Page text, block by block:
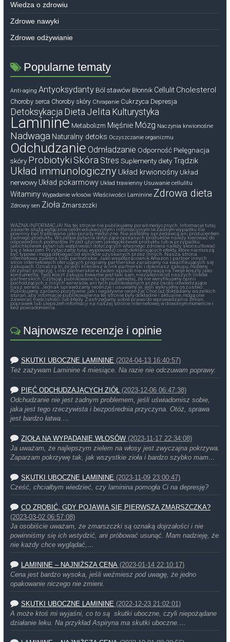
Wiedza o zdrowiu
Zdrowe nawyki
Zdrowe odżywianie
Popularne tematy
Anti-aging Antyoksydanty Ból stawów Błonnik Cellulit Cholesterol
Choroby serca Choroby skóry Chrapanie Cukrzyca Depresja
Detoksykacja Dieta Jelita Kulturystyka
Laminine Metabolizm Mięśnie Mózg Naczynia krwionośne
Nadwaga Naturalny detoks Oczyszczanie organizmu
Odchudzanie Odmładzanie Odporność Pielęgnacja
skóry Probiotyki Skóra Stres Suplementy diety Trądzik
Układ immunologiczny Układ krwionośny Układ
nerwowy Układ pokarmowy Układ trawienny Usuwanie cellulitu
Witaminy Wypadanie włosów Właściwości Laminine Zdrowa dieta
Zdrowy sen Zioła Zmarszczki
WAŻNA INFORMACJA! Na tej stronie nie publikujemy porad medycznych. Informacje tutaj
zawarte służą wyłącznie celom edukacyjnym i informacyjnym iw żadnym wypadku nie
powinny być traktowane jako porady medyczne. Nie jesteśmy sprzedawcą ani producentem
żadnego produktu. Wszelkie pytania dotyczące opisanych produktów należy kierować do
odpowiednich podmiotów. Przed użyciem jakiegokolwiek produktu lub w przypadku
jakichkolwiek pytań lub wątpliwości dotyczących własnego zdrowia należy skonsultować
się z lekarzem. Przytaczamy tutaj wypowiedzi osób deklarujących efekty, które nie muszą
być typowe i mogą odbiegać od wyników uzyskanych przez innych. Nasza strona
internetowa zawiera linki partnerskie. Jako współpracownik Amazon i partner innych
stron internetowych oferujących programy partnerskie zarabiamy na kwalifikujących się
zakupach. Oznacza to, że jeśli klikniesz w link partnerski i dokonasz zakupu, możemy
otrzymać prowizję. Linki partnerskie w żaden sposób nie wpływają na Twoje koszty jako
konsumenta. Twój koszt zakupu towarów jest taki sam, niezależnie od naszych linków
partnerskich. Czytając publikowane tu opinie pamiętaj, że nie weryfikujemy opinii
pochodzących z innych serwisów, ani tych publikowanych przez osoby odwiedzające
nasz serwis. Jednak sprawdzamy recenzje i usuwamy je, jeśli wykryjemy oszustwo.
Publikujemy zarówno pozytywne, jak i negatywne recenzje. Chociaż dokładamy wszelkich
starań, aby informacje publikowane na tej stronie były dokładne i aktualne, mogą one
zawierać nieścisłości lub błędy. Zastrzegamy sobie prawo do wprowadzania zmian,
poprawek lub ulepszeń informacji na naszej stronie internetowej w dowolnym momencie i
bez powiadomienia.
Najnowsze recenzje i opinie
SKUTKI UBOCZNE LAMININE (2024-04-13 16:40:57)
Też zażywam Laminine 4 miesiące. Na razie nie odczuwam poprawy.
PIĘĆ ODCHUDZAJĄCYCH ZIÓŁ (2023-12-06 06:47:38)
Odchudzanie nie jest żadnym problemem, jeśli uświadomisz sobie,
jaka jest tego rzeczywista i bezpośrednia przyczyna. Otóż, sprawa
jest bardzo łatwa.…
ZIOŁA NA WYPADANIE WŁOSÓW (2023-11-17 22:34:08)
Ja uważam, że najlepszym zielem na włosy jest zwyczajna pokrzywa.
Zaparzam pokrzywę tak, jak wszystkie zioła i bardzo szybko mam…
SKUTKI UBOCZNE LAMININE (2023-11-09 23:00:47)
Cześć, chciałbym wiedzieć, czy laminina pomogła Ci na depresję?
CO ZROBIĆ, GDY POJAWIA SIĘ PIERWSZA ZMARSZCZKA?
(2023-03-02 06:57:08)
Ja osobiście uważam, że zmarszczki są oznaką dojrzałości i nie
powinniśmy się ich wstydzić, ani próbować usunąć. Mam nadzieję, że
nie każdy chce wyglądać,…
LAMININE – NAJNIŻSZA CENA (2023-01-14 22:10:17)
Cena jest bardzo wysoka, jeśli weźmiesz pod uwagę, że jedno
opakowanie niczego nie zmieni.
SKUTKI UBOCZNE LAMININE (2022-12-23 21:02:01)
A może ktoś mi wyjaśni, co to są skutki uboczne, czyli niepożądane
działanie leku. Na przykład Aspiryna ma skutki uboczne.…